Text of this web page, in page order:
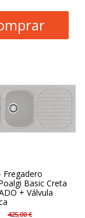
Fregadero
Basic Creta
+ Válvula
425,00 €